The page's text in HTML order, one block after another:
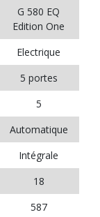
G 580 EQ
Edition One
Electrique
5 portes
5
Automatique
Intégrale
18
587